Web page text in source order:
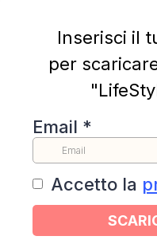
Inserisci il
per
Email *
Accetto la